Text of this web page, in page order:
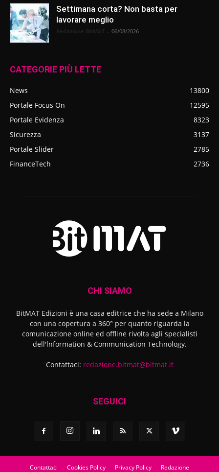
Settimana corta? Non basta per
lavorare meglio
- 06/08/2026
CATEGORIE PIÙ LETTE
News
13800
Portale Focus On
12595
Portale Evidenza
8323
Sicurezza
3137
Portale Slider
2785
FinanceTech
2736
CHI SIAMO
BitMAT Edizioni è una casa editrice che ha sede a Milano
con una copertura a 360° per quanto riguarda la
comunicazione online ed offline rivolta agli specialisti
dell'lnformation & Communication Technology.
Contattaci: redazione.bitmat@bitmat.it
SEGUICI
Contattaci Cookies Policy Privacy Policy Redazione